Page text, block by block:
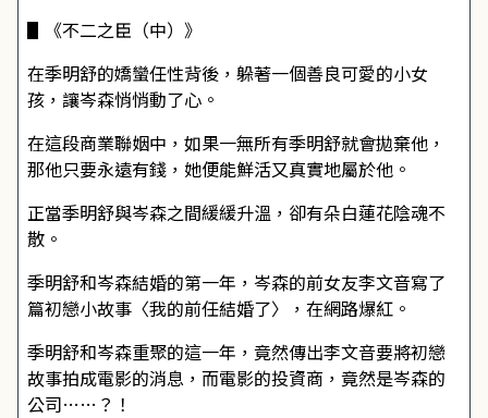
▋《不二之臣（中）》
在季明舒的嬌蠻任性背後，躲著一個善良可愛的小女
孩，讓岑森悄悄動了心。
在這段商業聯姻中，如果一無所有季明舒就會拋棄他，
那他只要永遠有錢，她便能鮮活又真實地屬於他。
正當季明舒與岑森之間緩緩升溫，卻有朵白蓮花陰魂不
散。
季明舒和岑森結婚的第一年，岑森的前女友李文音寫了
篇初戀小故事〈我的前任結婚了〉，在網路爆紅。
季明舒和岑森重聚的這一年，竟然傳出李文音要將初戀
故事拍成電影的消息，而電影的投資商，竟然是岑森的
公司……？！